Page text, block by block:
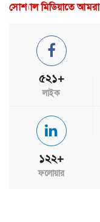
সোশ্যাল মিডিয়াতে আমরা
৫২১+
লাইক
১২২+
ফলোয়ার